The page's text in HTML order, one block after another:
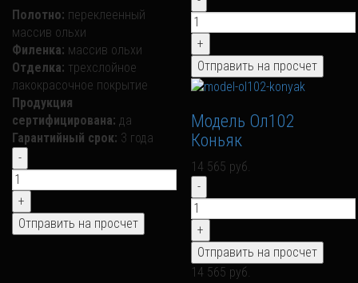
Полотно: переклеенный
массив ольхи
Филенка: массив ольхи
Отделка: трехслойное
лакокрасочное покрытие
Продукция
сертифицирована: да
Гарантийный срок: 3 года
Модель Ол102
Коньяк
14 565 руб.
14 565 руб.